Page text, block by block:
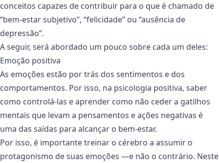
conceitos capazes de contribuir para o que é chamado de
“bem-estar subjetivo”, “felicidade” ou “ausência de
depressão”.
A seguir, será abordado um pouco sobre cada um deles:
Emoção positiva
As emoções estão por trás dos sentimentos e dos
comportamentos. Por isso, na psicologia positiva, saber
como controlá-las e aprender como não ceder a gatilhos
mentais que levam a pensamentos e ações negativas é
uma das saídas para alcançar o bem-estar.
Por isso, é importante treinar o cérebro a assumir o
protagonismo de suas emoções —e não o contrário. Neste